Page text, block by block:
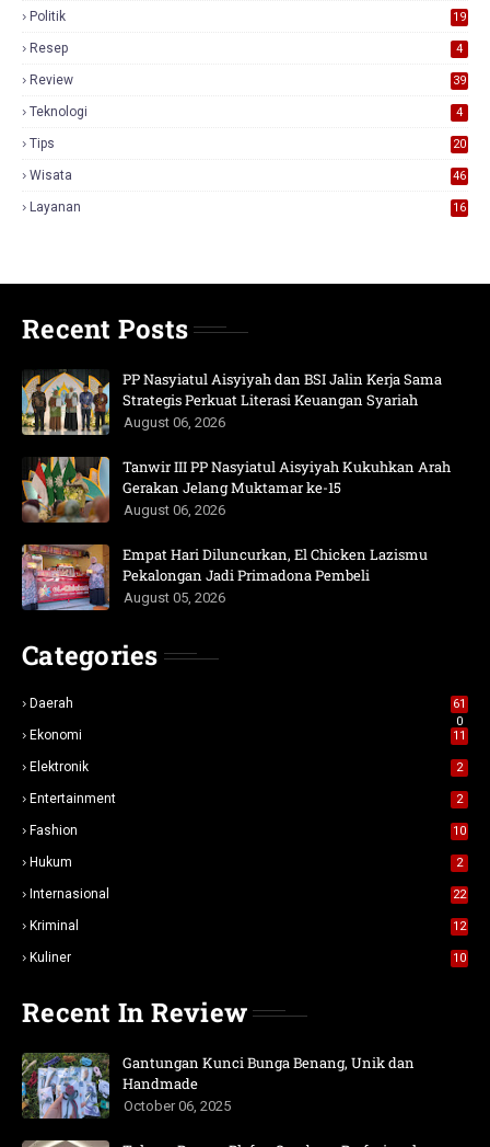
Politik 19
Resep 4
Review
39
Teknologi 4
Tips 20
Wisata 46
Layanan 16
Recent Posts
PP Nasyiatul Aisyiyah dan BSI Jalin Kerja Sama
Strategis Perkuat Literasi Keuangan Syariah
August 06, 2026
Tanwir III PP Nasyiatul Aisyiyah Kukuhkan Arah
Gerakan Jelang Muktamar ke-15
August 06, 2026
Empat Hari Diluncurkan, El Chicken Lazismu
Pekalongan Jadi Primadona Pembeli
August 05, 2026
Categories
Daerah
61
0
Ekonomi 11
Elektronik 2
Entertainment 2
Fashion 10
Hukum 2
Internasional 22
Kriminal 12
Kuliner 10
Recent In Review
Gantungan Kunci Bunga Benang, Unik dan
Handmade
October 06, 2025